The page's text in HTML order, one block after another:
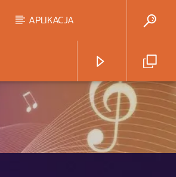
APLIKACJA